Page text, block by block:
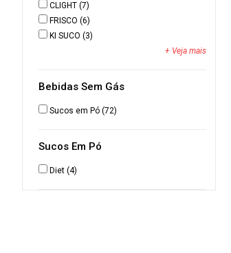
CLIGHT (7)
FRISCO (6)
KI SUCO (3)
+ Veja mais
Bebidas Sem Gás
Sucos em Pó (72)
Sucos Em Pó
Diet (4)